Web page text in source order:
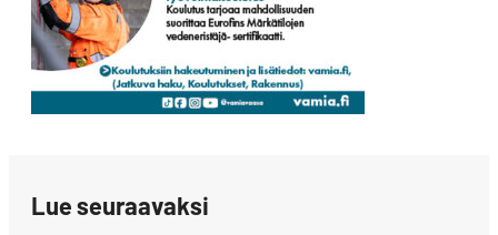
Lue seuraavaksi